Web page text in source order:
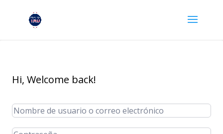
Hi, Welcome back!